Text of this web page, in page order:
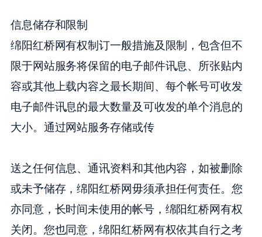
信息储存和限制
绵阳红桥网有权制订一般措施及限制，包含但不
限于网站服务将保留的电子邮件讯息、所张贴内
容或其他上载内容之最长期间、每个帐号可收发
电子邮件讯息的最大数量及可收发的单个消息的
大小。通过网站服务存储或传
送之任何信息、通讯资料和其他内容，如被删除
或未予储存，绵阳红桥网毋须承担任何责任。您
亦同意，长时间未使用的帐号，绵阳红桥网有权
关闭。您也同意，绵阳红桥网有权依其自行之考